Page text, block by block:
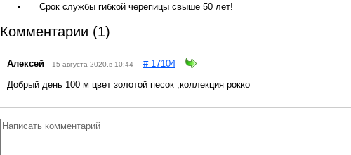
Срок службы гибкой черепицы свыше 50 лет!
Комментарии (1)
Алексей 15 августа 2020,в 10:44
# 17104
Добрый день 100 м цвет золотой песок ,коллекция рокко